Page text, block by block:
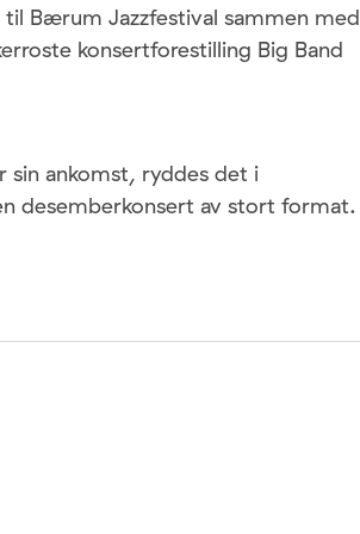
Bærum Jazzfestival sammen med
konsertforestilling Big Band
sin ankomst, ryddes det i
desemberkonsert av stort format.